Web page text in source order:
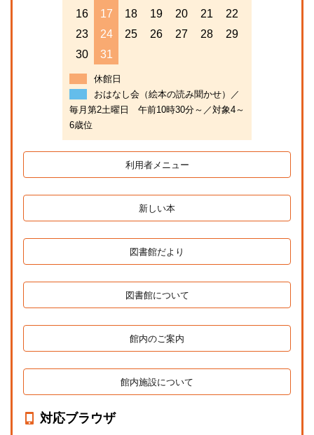
16
17 18 19 20 21
22
23
24 25 26 27 28
29
30
31
休館日
おはなし会（絵本の読み聞かせ）／
毎月第2土曜日 午前10時30分～／対象4～
6歳位
利用者メニュー
新しい本
図書館だより
図書館について
館内のご案内
館内施設について
対応ブラウザ